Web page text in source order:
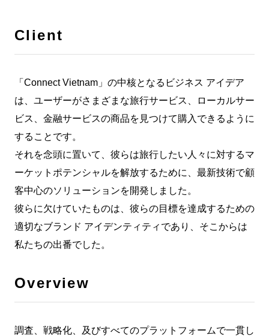
Client
「Connect Vietnam」の中核となるビジネス アイデア
は、ユーザーがさまざまな旅行サービス、ローカルサー
ビス、金融サービスの商品を見つけて購入できるように
することです。
それを念頭に置いて、彼らは旅行したい人々に対するマ
ーケットポテンシャルを解放するために、最新技術で顧
客中心のソリューションを開発しました。
彼らに欠けていたものは、彼らの目標を達成するための
適切なブランド アイデンティティであり、そこからは
私たちの出番でした。
Overview
調査、戦略化、及びすべてのプラットフォームで一貫し